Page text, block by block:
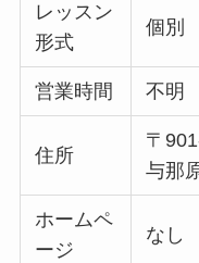
レッスン
形式
個別
営業時間 不明
住所
〒
与那
ホームペ
ージ
なし